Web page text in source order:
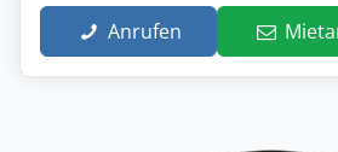
Anrufen